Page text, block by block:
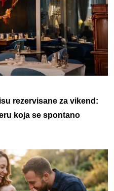
rezervisane za vikend:
koja se spontano